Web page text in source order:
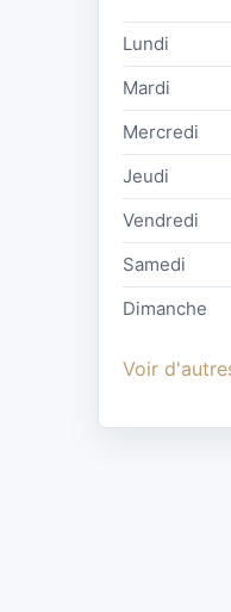
Lundi
Mardi
Mercredi
Jeudi
Vendredi
Samedi
Dimanche
Voir